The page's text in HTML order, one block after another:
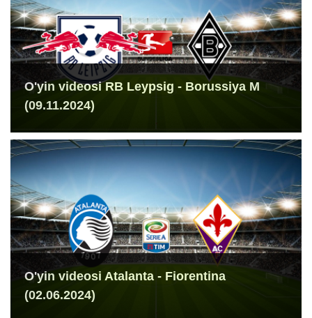
O'yin videosi RB Leypsig - Borussiya M
(09.11.2024)
O'yin videosi Atalanta - Fiorentina
(02.06.2024)